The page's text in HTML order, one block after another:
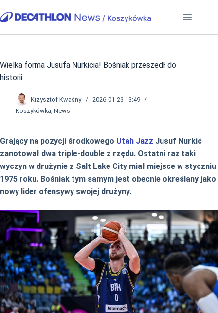
do
Wielka forma Jusufa Nurkicia! Bośniak przeszedł do
historii
Krzysztof Kwaśny
2026-01-23 13:49
Koszykówka, News
Grający na pozycji środkowego Utah Jazz Jusuf Nurkić
zanotował dwa triple-double z rzędu. Ostatni raz taki
wyczyn w drużynie z Salt Lake City miał miejsce w styczniu
1975 roku. Bośniak tym samym jest obecnie określany jako
nowy lider ofensywy swojej drużyny.